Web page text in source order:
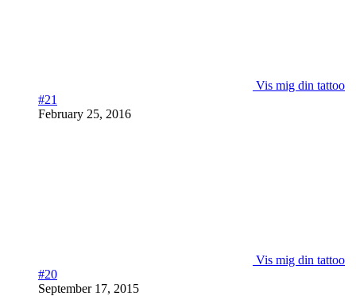
Vis mig din tattoo
#21
February 25, 2016
Vis mig din tattoo
#20
September 17, 2015